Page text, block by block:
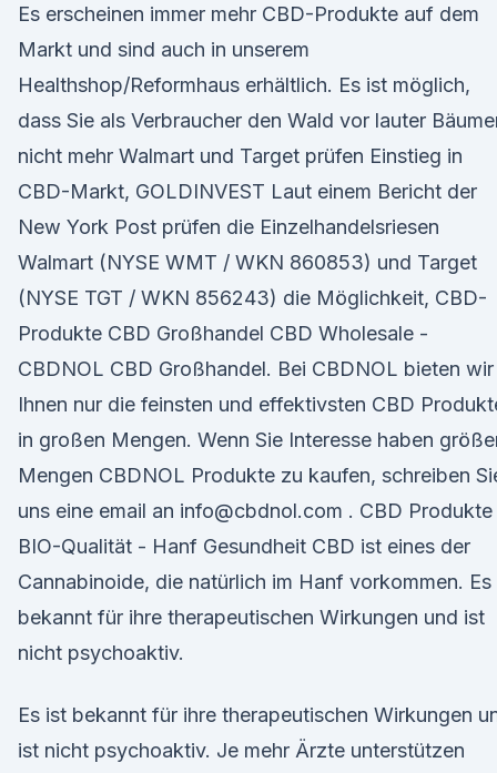
Es erscheinen immer mehr CBD-Produkte auf dem
Markt und sind auch in unserem
Healthshop/Reformhaus erhältlich. Es ist möglich,
dass Sie als Verbraucher den Wald vor lauter
nicht mehr Walmart und Target prüfen Einstieg in
CBD-Markt, GOLDINVEST Laut einem Bericht der
New York Post prüfen die Einzelhandelsriesen
Walmart (NYSE WMT / WKN 860853) und Target
(NYSE TGT / WKN 856243) die Möglichkeit, CBD-
Produkte CBD Großhandel CBD Wholesale -
CBDNOL CBD Großhandel. Bei CBDNOL bieten wir
Ihnen nur die feinsten und effektivsten CBD
in großen Mengen. Wenn Sie Interesse haben
Mengen CBDNOL Produkte zu kaufen, schreiben
uns eine email an info@cbdnol.com . CBD Produkte
BIO-Qualität - Hanf Gesundheit CBD ist eines der
Cannabinoide, die natürlich im Hanf vorkommen. Es
bekannt für ihre therapeutischen Wirkungen und ist
nicht psychoaktiv.
Es ist bekannt für ihre therapeutischen Wirkungen
ist nicht psychoaktiv. Je mehr Ärzte unterstützen